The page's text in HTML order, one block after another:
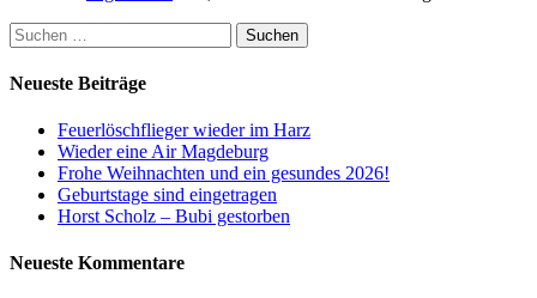
Suchen
nach:
Neueste Beiträge
Feuerlöschflieger wieder im Harz
Wieder eine Air Magdeburg
Frohe Weihnachten und ein gesundes 2026!
Geburtstage sind eingetragen
Horst Scholz – Bubi gestorben
Neueste Kommentare